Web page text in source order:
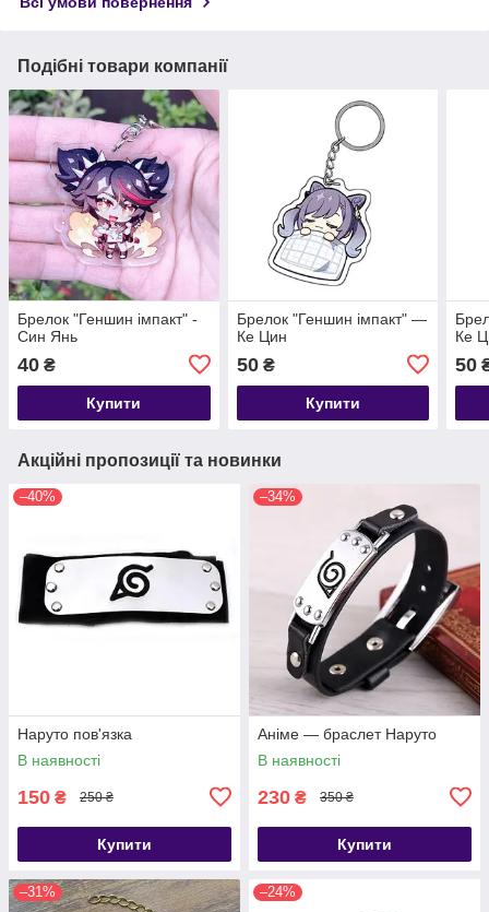
Подібні товари компанії
Брелок "Геншин імпакт" -
Син Янь
40 ₴
Купити
Брелок "Геншин імпакт" —
Ке Цин
50₴
Купити
Ке
50
Акційні пропозиції та новинки
–40%
Наруто пов'язка
В наявності
150 ₴ 250 ₴
Купити
–34%
Аніме — браслет Наруто
В наявності
230 ₴ 350 ₴
Купити
–31% –24%